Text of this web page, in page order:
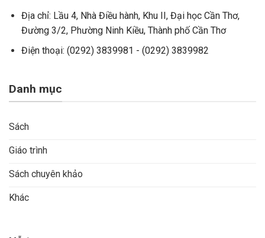
Địa chỉ: Lầu 4, Nhà Điều hành, Khu II, Đại học Cần Thơ,
Đường 3/2, Phường Ninh Kiều, Thành phố Cần Thơ
Điện thoại: (0292) 3839981 - (0292) 3839982
Danh mục
Sách
Giáo trình
Sách chuyên khảo
Khác